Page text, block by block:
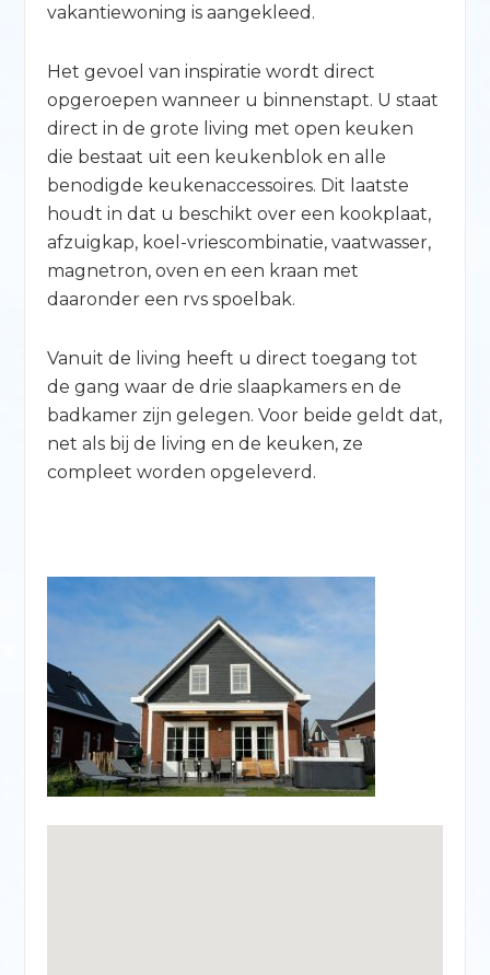
vakantiewoning is aangekleed.
Het gevoel van inspiratie wordt direct
opgeroepen wanneer u binnenstapt. U staat
direct in de grote living met open keuken
die bestaat uit een keukenblok en alle
benodigde keukenaccessoires. Dit laatste
houdt in dat u beschikt over een kookplaat,
afzuigkap, koel-vriescombinatie, vaatwasser,
magnetron, oven en een kraan met
daaronder een rvs spoelbak.
Vanuit de living heeft u direct toegang tot
de gang waar de drie slaapkamers en de
badkamer zijn gelegen. Voor beide geldt dat,
net als bij de living en de keuken, ze
compleet worden opgeleverd.